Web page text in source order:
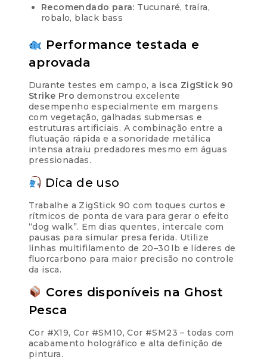
Recomendado para: Tucunaré, traíra,
robalo, black bass
Performance testada e
aprovada
Durante testes em campo, a isca ZigStick 90
Strike Pro demonstrou excelente
desempenho especialmente em margens
com vegetação, galhadas submersas e
estruturas artificiais. A combinação entre a
flutuação rápida e a sonoridade metálica
intensa atraiu predadores mesmo em águas
pressionadas.
Dica de uso
Trabalhe a ZigStick 90 com toques curtos e
rítmicos de ponta de vara para gerar o efeito
“dog walk”. Em dias quentes, intercale com
pausas para simular presa ferida. Utilize
linhas multifilamento de 20–30 lb e líderes de
fluorcarbono para maior precisão no controle
da isca.
Cores disponíveis na Ghost
Pesca
Cor #X19, Cor #SM10, Cor #SM23 – todas com
acabamento holográfico e alta definição de
pintura.